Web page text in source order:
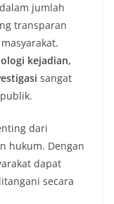
jumlah
transparan
kejadian,
sangat
dari
hukum. Dengan
dapat
secara